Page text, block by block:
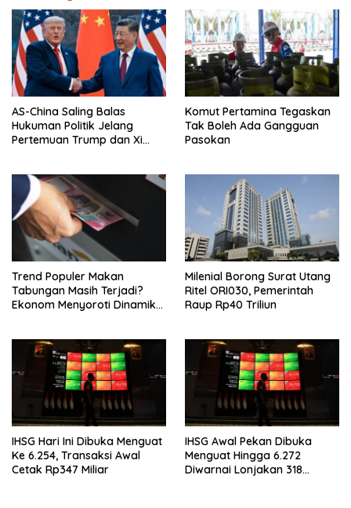
AS-China Saling Balas
Hukuman Politik Jelang
Pertemuan Trump dan Xi
Komut Pertamina Tegaskan
Tak Boleh Ada Gangguan
Pasokan
Trend Populer Makan
Tabungan Masih Terjadi?
Ekonom Menyoroti Dinamika
Milenial Borong Surat Utang
Ritel ORI030, Pemerintah
Raup Rp40 Triliun
IHSG Hari Ini Dibuka Menguat
Ke 6.254, Transaksi Awal
Cetak Rp347 Miliar
IHSG Awal Pekan Dibuka
Menguat Hingga 6.272
Diwarnai Lonjakan 318